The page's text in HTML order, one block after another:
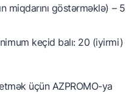
miqdarını göstərməklə) – 5
keçid balı: 20 (iyirmi)
üçün AZPROMO-ya